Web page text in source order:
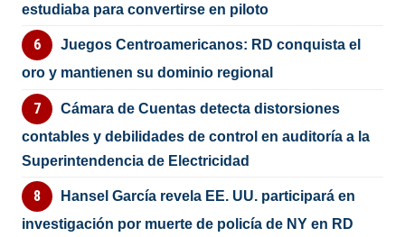
estudiaba para convertirse en piloto
Juegos Centroamericanos: RD conquista el
oro y mantienen su dominio regional
Cámara de Cuentas detecta distorsiones
contables y debilidades de control en auditoría a la
Superintendencia de Electricidad
Hansel García revela EE. UU. participará en
investigación por muerte de policía de NY en RD